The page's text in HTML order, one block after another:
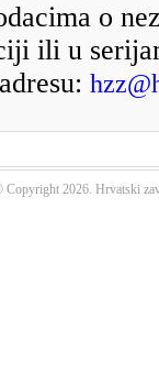
o
ili u
2026. Hrvatski